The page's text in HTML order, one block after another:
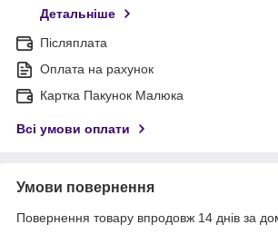
Детальніше
Післяплата
Оплата на рахунок
Картка Пакунок Малюка
Всі умови оплати
Умови повернення
Повернення товару впродовж 14 днів за